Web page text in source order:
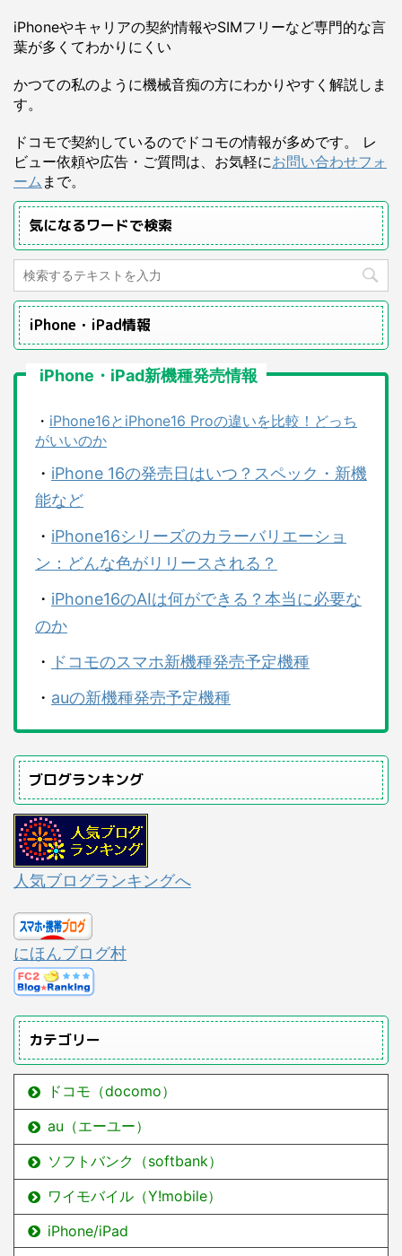
iPhoneやキャリアの契約情報やSIMフリーなど専門的な言
葉が多くてわかりにくい
かつての私のように機械音痴の方にわかりやすく解説しま
す。
ドコモで契約しているのでドコモの情報が多めです。 レ
ビュー依頼や広告・ご質問は、お気軽にお問い合わせフォ
ーム まで。
気になるワードで検索
iPhone・iPad情報
iPhone・iPad新機種発売情報
・ iPhone16とiPhone16 Proの違いを比較！どっち
がいいのか
・ iPhone 16の発売日はいつ？スペック・新機
能など
・ iPhone16シリーズのカラーバリエーショ
ン：どんな色がリリースされる？
・ iPhone16のAIは何ができる？本当に必要な
のか
・
ドコモのスマホ新機種発売予定機種
・ auの新機種発売予定機種
ブログランキング
人気ブログランキングへ
にほんブログ村
カテゴリー
ドコモ（docomo）
au（エーユー）
ソフトバンク（softbank）
ワイモバイル（Y!mobile）
iPhone/iPad